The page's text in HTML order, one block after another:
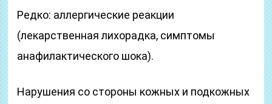
Редко: аллергические реакции
(лекарственная лихорадка, симптомы
анафилактического шока).
Нарушения со стороны кожных и подкожных